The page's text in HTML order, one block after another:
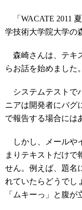
「WACATE 2011
学技術大学院大学の
森崎さんは、テキ
らお話を始めました。
システムテストで
ニアは開発者にバグ
で報告する場合には
しかし、メールや
まりテキストだけで
せん。例えば、題名
れていたらどうでし
「ムキーっ」と腹が